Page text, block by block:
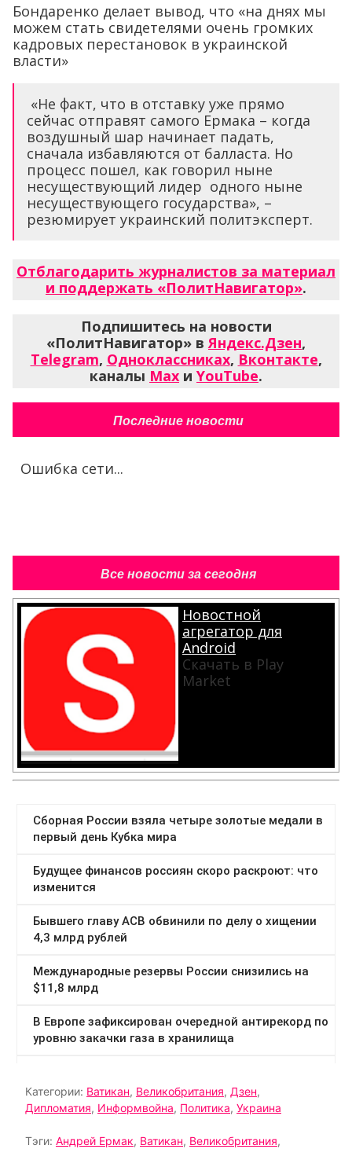
Бондаренко делает вывод, что «на днях мы
можем стать свидетелями очень громких
кадровых перестановок в украинской
власти»
«Не факт, что в отставку уже прямо
сейчас отправят самого Ермака – когда
воздушный шар начинает падать,
сначала избавляются от балласта. Но
процесс пошел, как говорил ныне
несуществующий лидер одного ныне
несуществующего государства», –
резюмирует украинский политэксперт.
Отблагодарить журналистов за материал
и поддержать «ПолитНавигатор».
Подпишитесь на новости
«ПолитНавигатор» вЯндекс.Дзен,
Telegram, Одноклассниках, Вконтакте,
каналы Max и YouTube.
Последние новости
Ошибка сети...
Все новости за сегодня
Новостной
агрегатор для
Android
Скачать в Play
Market
Категории: Ватикан, Великобритания, Дзен,
Дипломатия, Информвойна, Политика, Украина
Тэги: Андрей Ермак, Ватикан, Великобритания,